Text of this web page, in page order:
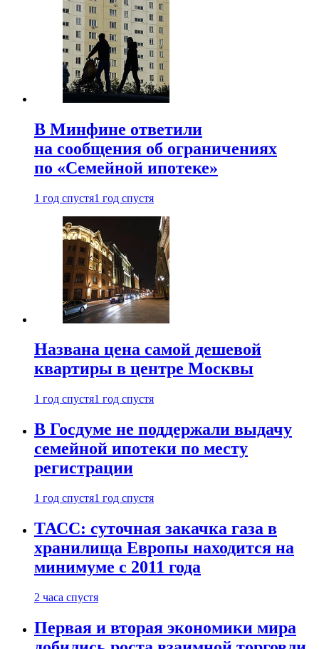
В Минфине ответили
на сообщения об ограничениях
по «Семейной ипотеке»
1 год спустя1 год спустя
Названа цена самой дешевой
квартиры в центре Москвы
1 год спустя1 год спустя
В Госдуме не поддержали выдачу
семейной ипотеки по месту
регистрации
1 год спустя1 год спустя
ТАСС: суточная закачка газа в
хранилища Европы находится на
минимуме с 2011 года
2 часа спустя
Первая и вторая экономики мира